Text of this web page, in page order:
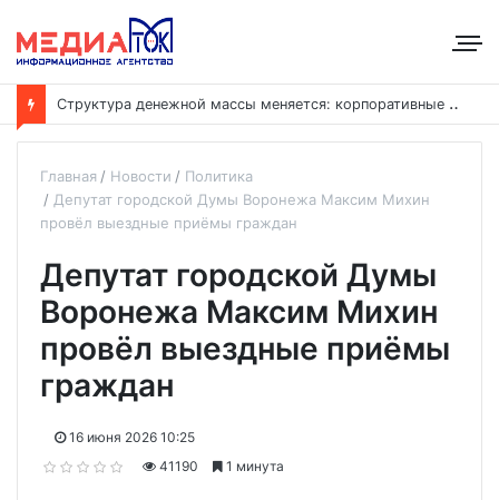
С
труктура денежной массы меняется: корпоративные депозиты обогнали вклады населения
Главная Новости
Политика
Депутат городской Думы Воронежа Максим Михин
провёл выездные приёмы граждан
Депутат городской Думы
Воронежа Максим Михин
провёл выездные приёмы
граждан
16 июня 2026 10:25
41190
1 минута